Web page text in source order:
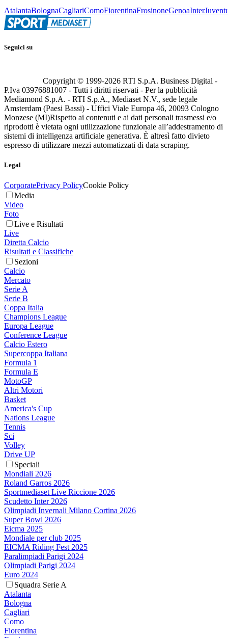
AtalantaBolognaCagliariComoFiorentinaFrosinoneGenoaInter
Seguici su
Copyright © 1999-2026 RTI S.p.A. Business Digital -
P.Iva 03976881007 - Tutti i diritti riservati - Per la pubblicità
Mediamond S.p.A. - RTI S.p.A., Mediaset N.V., sede legale
Amsterdam (Paesi Bassi) - Uffici Viale Europa 46, 20093 Cologno
Monzese (MI)Rispetto ai contenuti e ai dati personali trasmessi e/o
riprodotti è vietata ogni utilizzazione funzionale all’addestramento di
sistemi di intelligenza artificiale generativa. È altresì fatto divieto
espresso di utilizzare mezzi automatizzati di data scraping.
Legal
CorporatePrivacy PolicyCookie Policy
Media
Video
Foto
Live e Risultati
Live
Diretta Calcio
Risultati e Classifiche
Sezioni
Calcio
Mercato
Serie A
Serie B
Coppa Italia
Champions League
Europa League
Conference League
Calcio Estero
Supercoppa Italiana
Formula 1
Formula E
MotoGP
Altri Motori
Basket
America's Cup
Nations League
Tennis
Sci
Volley
Drive UP
Speciali
Mondiali 2026
Roland Garros 2026
Sportmediaset Live Riccione 2026
Scudetto Inter 2026
Olimpiadi Invernali Milano Cortina 2026
Super Bowl 2026
Eicma 2025
Mondiale per club 2025
EICMA Riding Fest 2025
Paralimpiadi Parigi 2024
Olimpiadi Parigi 2024
Euro 2024
Squadra Serie A
Atalanta
Bologna
Cagliari
Como
Fiorentina